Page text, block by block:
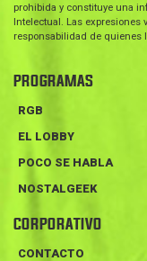
prohibida y constituye una
Intelectual. Las expresiones
responsabilidad de quienes
PROGRAMAS
RGB
EL LOBBY
POCO SE HABLA
NOSTALGEEK
CORPORATIVO
CONTACTO